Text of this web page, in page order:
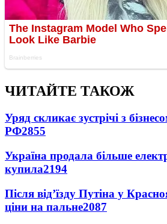
ЧИТАЙТЕ ТАКОЖ
Уряд скликає зустрічі з
РФ2855
Україна продала більше
купила2194
Після від’їзду Путіна у
ціни на пальне2087